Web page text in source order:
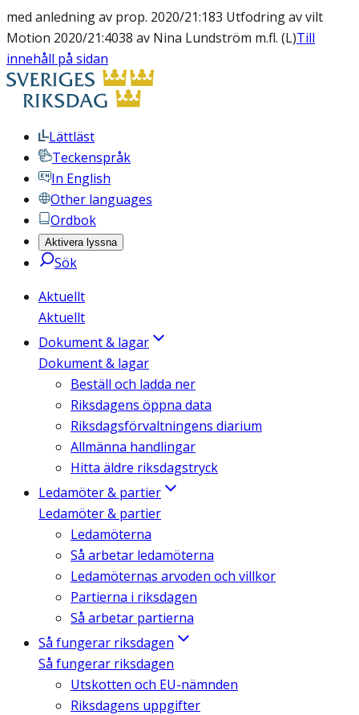
med anledning av prop. 2020/21:183 Utfodring av vilt
Motion 2020/21:4038 av Nina Lundström m.fl. (L)Till
innehåll på sidan
Lättläst
Teckenspråk
In English
Other languages
Ordbok
Aktivera lyssna
Sök
Aktuellt
Aktuellt
Dokument & lagar
Dokument & lagar
Beställ och ladda ner
Riksdagens öppna data
Riksdagsförvaltningens diarium
Allmänna handlingar
Hitta äldre riksdagstryck
Ledamöter & partier
Ledamöter & partier
Ledamöterna
Så arbetar ledamöterna
Ledamöternas arvoden och villkor
Partierna i riksdagen
Så arbetar partierna
Så fungerar riksdagen
Så fungerar riksdagen
Utskotten och EU-nämnden
Riksdagens uppgifter